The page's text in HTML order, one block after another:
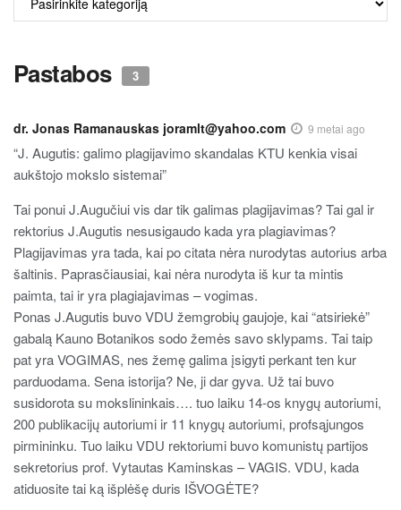
TURINYS
Pastabos 3
dr. Jonas Ramanauskas joramlt@yahoo.com 9 metai ago
“J. Augutis: galimo plagijavimo skandalas KTU kenkia visai
aukštojo mokslo sistemai”
Tai ponui J.Augučiui vis dar tik galimas plagijavimas? Tai gal ir
rektorius J.Augutis nesusigaudo kada yra plagiavimas?
Plagijavimas yra tada, kai po citata nėra nurodytas autorius arba
šaltinis. Paprasčiausiai, kai nėra nurodyta iš kur ta mintis
paimta, tai ir yra plagiajavimas – vogimas.
Ponas J.Augutis buvo VDU žemgrobių gaujoje, kai “atsiriekė”
gabalą Kauno Botanikos sodo žemės savo sklypams. Tai taip
pat yra VOGIMAS, nes žemę galima įsigyti perkant ten kur
parduodama. Sena istorija? Ne, ji dar gyva. Už tai buvo
susidorota su mokslininkais…. tuo laiku 14-os knygų autoriumi,
200 publikacijų autoriumi ir 11 knygų autoriumi, profsąjungos
pirmininku. Tuo laiku VDU rektoriumi buvo komunistų partijos
sekretorius prof. Vytautas Kaminskas – VAGIS. VDU, kada
atiduosite tai ką išplėšę duris IŠVOGĖTE?